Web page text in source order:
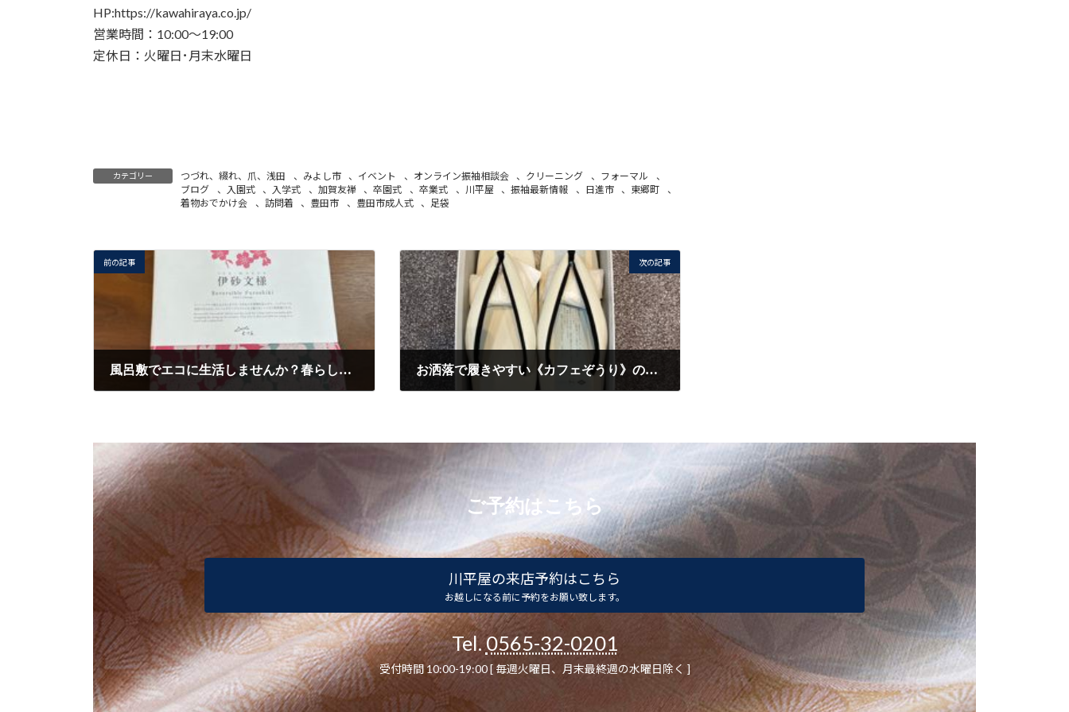
HP:https://kawahiraya.co.jp/
営業時間：10:00～19:00
定休日：火曜日･月末水曜日
カテゴリー つづれ、綴れ、爪、浅田 、 みよし市 、 イベント 、 オンライン振袖相談会 、 クリーニング 、 フォーマル
、
ブログ
、 入園式 、 入学式 、 加賀友禅 、卒園式 、 卒業式 、 川平屋 、振袖最新情報 、 日進市 、 東郷町
、
着物おでかけ会
、 訪問着 、 豊田市 、 豊田市成人式 、 足袋
前の記事
風呂敷でエコに生活しませんか？春らしく、お洒落な風呂敷のご紹介です！
次の記事
お洒落で履きやすい《カフェぞうり》のご紹介です！
ご予約はこちら
川平屋の来店予約はこちら
お越しになる前に予約をお願い致します。
Tel.0565-32-0201
受付時間 10:00-19:00 [ 毎週火曜日、月末最終週の水曜日除く ]